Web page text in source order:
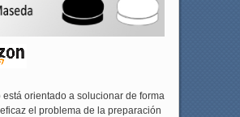
está orientado a solucionar de forma
el problema de la preparación